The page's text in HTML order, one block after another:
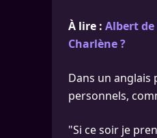
À lire : Albert
Charlène ?
Dans un anglais
personnels,
"Si ce soir je